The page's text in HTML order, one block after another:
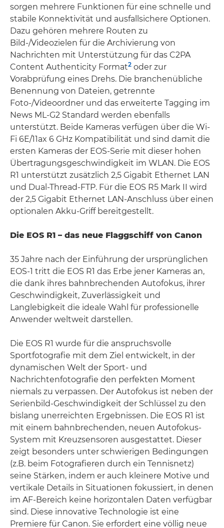
sorgen mehrere Funktionen für eine schnelle und
stabile Konnektivität und ausfallsichere Optionen.
Dazu gehören mehrere Routen zu
Bild-/Videozielen für die Archivierung von
Nachrichten mit Unterstützung für das C2PA
Content Authenticity Format2 oder zur
Vorabprüfung eines Drehs. Die branchenübliche
Benennung von Dateien, getrennte
Foto-/Videoordner und das erweiterte Tagging im
News ML-G2 Standard werden ebenfalls
unterstützt. Beide Kameras verfügen über die Wi-
Fi 6E/11ax 6 GHz Kompatibilität und sind damit die
ersten Kameras der EOS-Serie mit dieser hohen
Übertragungsgeschwindigkeit im WLAN. Die EOS
R1 unterstützt zusätzlich 2,5 Gigabit Ethernet LAN
und Dual-Thread-FTP. Für die EOS R5 Mark II wird
der 2,5 Gigabit Ethernet LAN-Anschluss über einen
optionalen Akku-Griff bereitgestellt.
Die EOS R1 – das neue Flaggschiff von Canon
35 Jahre nach der Einführung der ursprünglichen
EOS-1 tritt die EOS R1 das Erbe jener Kameras an,
die dank ihres bahnbrechenden Autofokus, ihrer
Geschwindigkeit, Zuverlässigkeit und
Langlebigkeit die ideale Wahl für professionelle
Anwender weltweit darstellen.
Die EOS R1 wurde für die anspruchsvolle
Sportfotografie mit dem Ziel entwickelt, in der
dynamischen Welt der Sport- und
Nachrichtenfotografie den perfekten Moment
niemals zu verpassen. Der Autofokus ist neben der
Serienbild-Geschwindigkeit der Schlüssel zu den
bislang unerreichten Ergebnissen. Die EOS R1 ist
mit einem bahnbrechenden, neuen Autofokus-
System mit Kreuzsensoren ausgestattet. Dieser
zeigt besonders unter schwierigen Bedingungen
(z.B. beim Fotografieren durch ein Tennisnetz)
seine Stärken, indem er auch kleinere Motive und
vertikale Details in Situationen fokussiert, in denen
im AF-Bereich keine horizontalen Daten verfügbar
sind. Diese innovative Technologie ist eine
Premiere für Canon. Sie erfordert eine völlig neue